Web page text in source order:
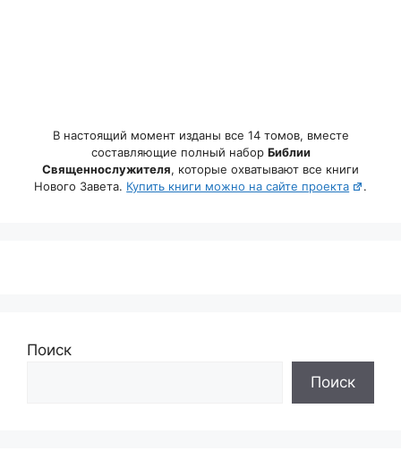
В настоящий момент изданы все 14 томов, вместе
составляющие полный набор Библии
Священнослужителя, которые охватывают все книги
Нового Завета. Купить книги можно на сайте проекта .
Поиск
Поиск